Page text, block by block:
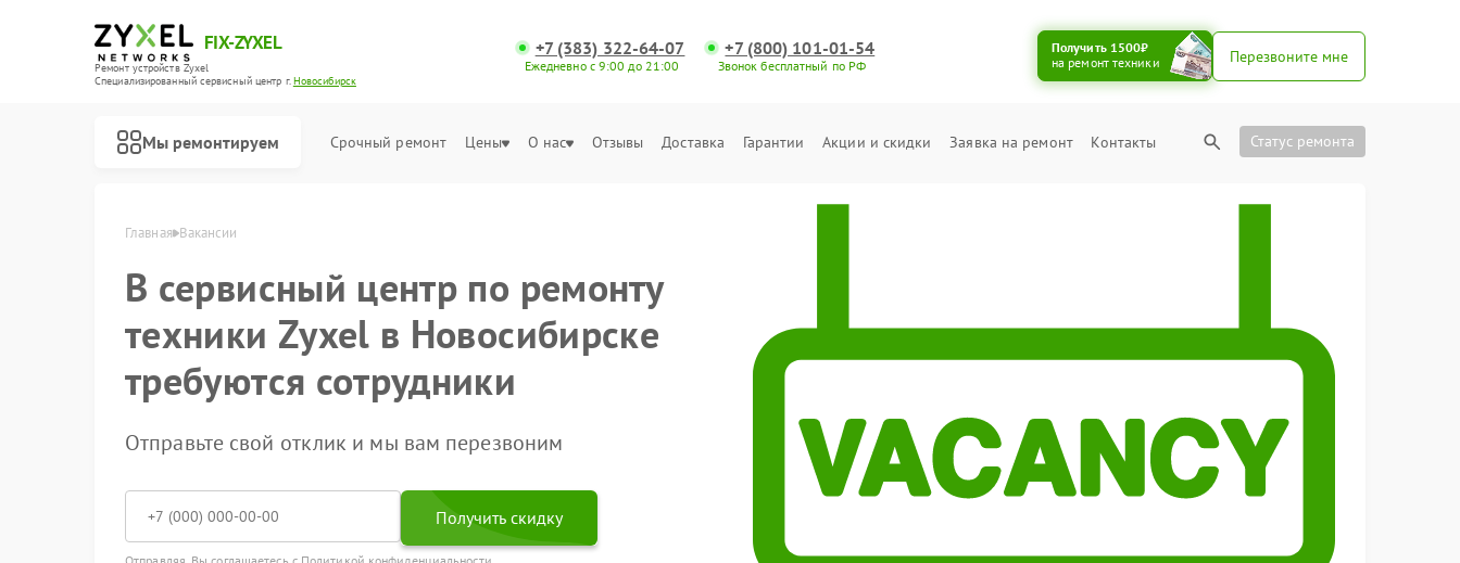
FIX-ZYXEL
Ремонт устройств Zyxel
Специализированный cервисный центр г.Новосибирск
+7 (383) 322-64-07
Ежедневно с 9:00 до 21:00
+7 (800) 101-01-54
Звонок бесплатный по РФ
Получить 1500₽
на ремонт техники
Перезвоните мне
Мы ремонтируем Срочный ремонт Цены О нас Отзывы Доставка Гарантии Акции и скидки Заявка на ремонт Контакты Статус ремонта
Главная Вакансии
В сервисный центр по ремонту
техники Zyxel в Новосибирске
требуются сотрудники
Отправьте свой отклик и мы вам перезвоним
Получить скидку
Отправляя, Вы соглашаетесь с Политикой конфиденциальности